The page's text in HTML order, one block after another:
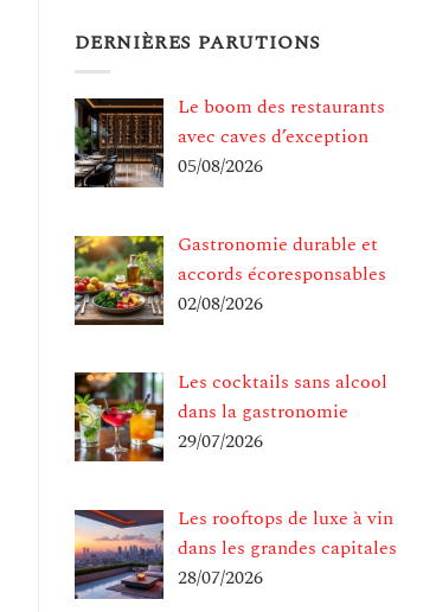
DERNIÈRES PARUTIONS
Le boom des restaurants
avec caves d’exception
05/08/2026
Gastronomie durable et
accords écoresponsables
02/08/2026
Les cocktails sans alcool
dans la gastronomie
29/07/2026
Les rooftops de luxe à vin
dans les grandes capitales
28/07/2026